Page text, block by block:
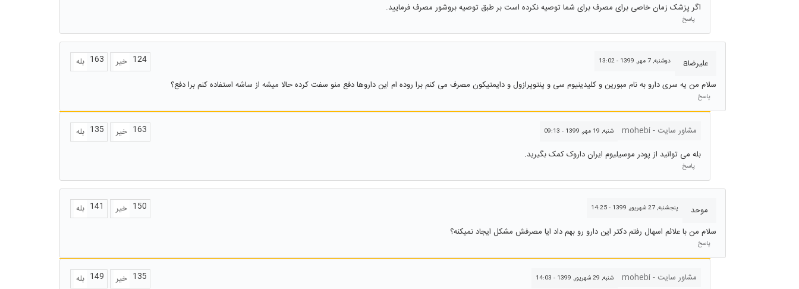
اگر پزشک زمان خاصی برای مصرف برای شما توصیه نکرده است بر طبق توصیه بروشور مصرف فرمایید.
پاسخ
علیرضاa دوشنبه, 7 مهر, 1399 - 13:02 بله 163 خیر 124
سلام من یه سری دارو به نام مبورین و کلیدینیوم سی و پنتوپرازول و دایمتیکون مصرف می کنم برا روده ام این داروها دفع منو سفت کرده حالا میشه از ساشه استفاده کنم برا دفع؟
پاسخ
مشاور سایت - mohebi شنبه, 19 مهر, 1399 - 09:13 بله 135 خیر 163
بله می توانید از پودر موسیلیوم ایران داروک کمک بگیرید.
پاسخ
موحد پنجشنبه, 27 شهريور, 1399 - 14:25 بله 141 خیر 150
سلام من با علائم اسهال رفتم دکتر این دارو رو بهم داد ایا مصرفش مشکل ایجاد نمیکنه؟
پاسخ
مشاور سایت - mohebi شنبه, 29 شهريور, 1399 - 14:03 بله 149 خیر 135